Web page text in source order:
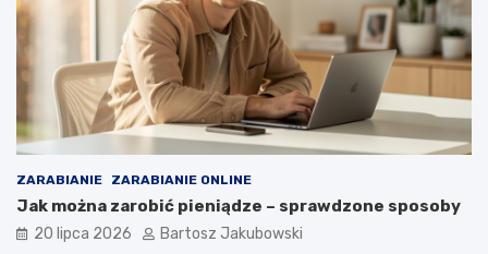
ZARABIANIE ZARABIANIE ONLINE
Jak można zarobić pieniądze – sprawdzone sposoby
20 lipca 2026 Bartosz Jakubowski